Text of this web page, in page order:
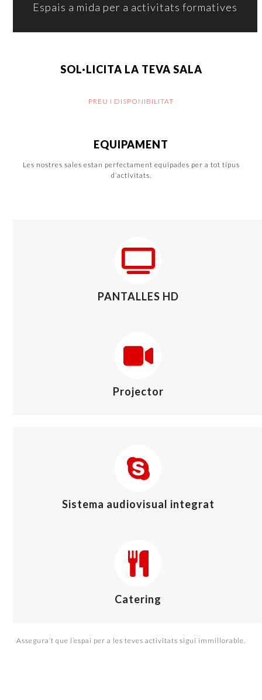
Espais a mida per a activitats formatives
SOL·LICITA LA TEVA SALA
PREU I DISPONIBILITAT
EQUIPAMENT
Les nostres sales estan perfectament equipades per a tot tipus
d’activitats.
PANTALLES HD
Projector
Sistema audiovisual integrat
Catering
Assegura’t que l’espai per a les teves activitats sigui immillorable.